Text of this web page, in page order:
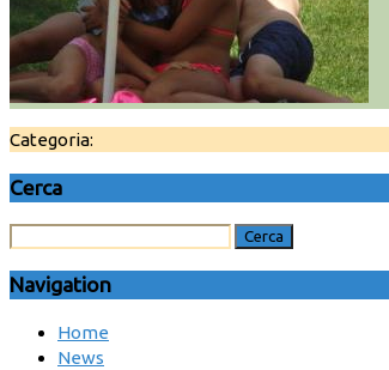
Categoria:
Cerca
Navigation
Home
News